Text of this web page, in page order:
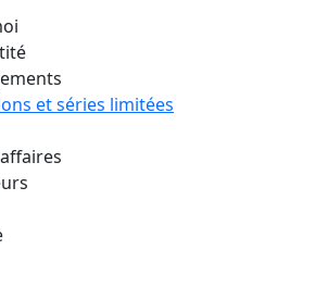
et séries limitées